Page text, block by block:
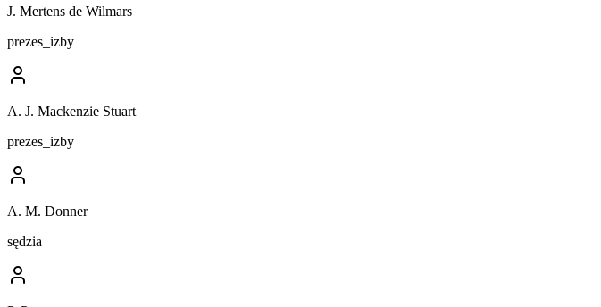
J. Mertens de Wilmars
prezes_izby
A. J. Mackenzie Stuart
prezes_izby
A. M. Donner
sędzia